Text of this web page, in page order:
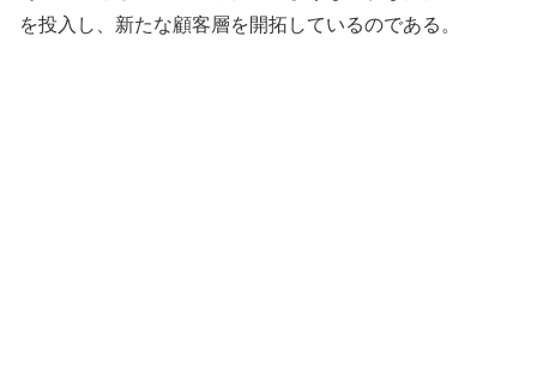
を投入し、新たな顧客層を開拓しているのである。